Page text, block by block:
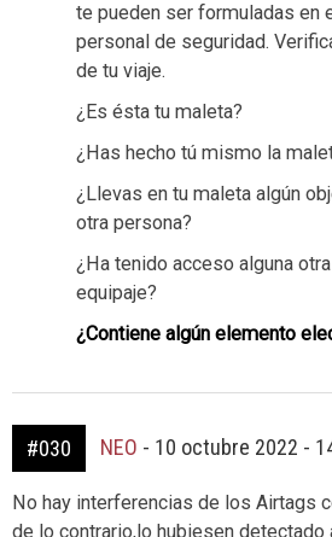
te pueden ser formuladas en
personal de seguridad.
de tu viaje.
¿Es ésta tu maleta?
¿Has hecho tú mismo la
¿Llevas en tu maleta algún
otra persona?
¿Ha tenido acceso alguna
equipaje?
¿Contiene algún elemento
#030 NEO - 10 octubre 2022 -
No hay interferencias de los Airtags
de lo contrario,lo hubiesen detectado